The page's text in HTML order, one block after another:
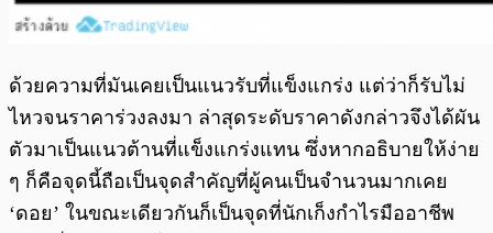
ด้วยความที่มันเคยเป็นแนวรับที่แข็งแกร่ง แต่ว่าก็รับไม่
ไหวจนราคาร่วงลงมา ล่าสุดระดับราคาดังกล่าวจึงได้ผัน
ตัวมาเป็นแนวต้านที่แข็งแกร่งแทน ซึ่งหากอธิบายให้ง่าย
ๆ ก็คือจุดนี้ถือเป็นจุดสำคัญที่ผู้คนเป็นจำนวนมากเคย
‘ดอย’ ในขณะเดียวกันก็เป็นจุดที่นักเก็งกำไรมืออาชีพ